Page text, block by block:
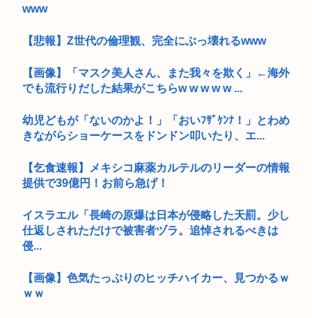
www
【悲報】Z世代の倫理観、完全にぶっ壊れるwww
【画像】「マスク美人さん、また我々を欺く」←海外
でも流行りだした結果がこちらw w w w w ...
幼児どもが「ないのかよ！」「おいﾌｻﾞｹﾝﾅ！」とわめ
きながらショーケースをドンドン叩いたり、エ...
【乞食速報】メキシコ麻薬カルテルのリーダーの情報
提供で39億円！お前ら急げ！
イスラエル「長崎の原爆は日本が侵略した天罰。少し
仕返しされただけで被害者ヅラ。追悼されるべきは
侵...
【画像】色気たっぷりのヒッチハイカー、見つかるｗ
ｗｗ